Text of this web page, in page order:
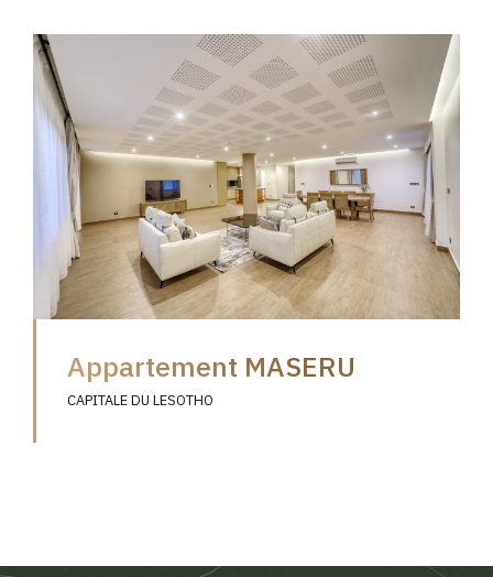
Appartement MASERU
CAPITALE DU LESOTHO